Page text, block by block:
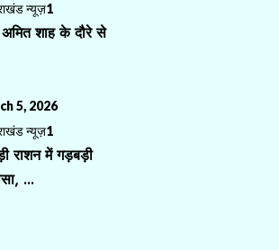
न्यूज़1
अमित शाह के दौरे से
5, 2026
न्यूज़1
राशन में गड़बड़ी
...